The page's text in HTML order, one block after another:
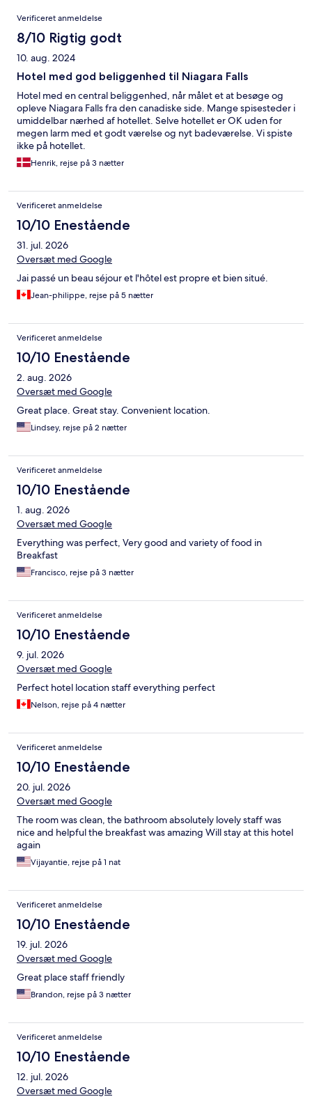
Anmeldelser
Verificeret anmeldelse
8/10 Rigtig godt
10. aug. 2024
Hotel med god beliggenhed til Niagara Falls
Hotel med en central beliggenhed, når målet et at besøge og
opleve Niagara Falls fra den canadiske side. Mange spisesteder i
umiddelbar nærhed af hotellet. Selve hotellet er OK uden for
megen larm med et godt værelse og nyt badeværelse. Vi spiste
ikke på hotellet.
Henrik, rejse på 3 nætter
Verificeret anmeldelse
10/10 Enestående
31. jul. 2026
Oversæt med Google
Jai passé un beau séjour et l'hôtel est propre et bien situé.
Jean-philippe, rejse på 5 nætter
Verificeret anmeldelse
10/10 Enestående
2. aug. 2026
Oversæt med Google
Great place. Great stay. Convenient location.
Lindsey, rejse på 2 nætter
Verificeret anmeldelse
10/10 Enestående
1. aug. 2026
Oversæt med Google
Everything was perfect, Very good and variety of food in
Breakfast
Francisco, rejse på 3 nætter
Verificeret anmeldelse
10/10 Enestående
9. jul. 2026
Oversæt med Google
Perfect hotel location staff everything perfect
Nelson, rejse på 4 nætter
Verificeret anmeldelse
10/10 Enestående
20. jul. 2026
Oversæt med Google
The room was clean, the bathroom absolutely lovely staff was
nice and helpful the breakfast was amazing Will stay at this hotel
again
Vijayantie, rejse på 1 nat
Verificeret anmeldelse
10/10 Enestående
19. jul. 2026
Oversæt med Google
Great place staff friendly
Brandon, rejse på 3 nætter
Verificeret anmeldelse
10/10 Enestående
12. jul. 2026
Oversæt med Google